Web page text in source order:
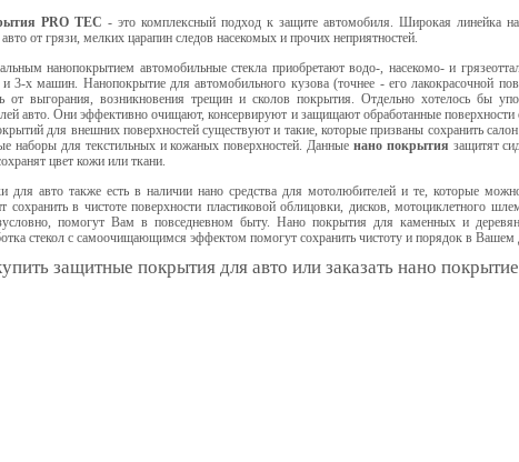
PRO TEC - это комплексный подход к защите автомобиля. Широкая линейка
от грязи, мелких царапин следов насекомых и прочих неприятностей.
нанопокрытием автомобильные стекла приобретают водо-, насекомо- и
3-х машин. Нанопокрытие для автомобильного кузова (точнее - его лакокрасочной
от выгорания, возникновения трещин и сколов покрытия. Отдельно хотелось бы
авто. Они эффективно очищают, консервируют и защищают обработанные поверхности
для внешних поверхностей существуют и такие, которые призваны сохранить
наборы для текстильных и кожаных поверхностей. Данные нано покрытия защитят
цвет кожи или ткани.
для авто также есть в наличии нано средства для мотолюбителей и те, которые
сохранить в чистоте поверхности пластиковой облицовки, дисков, мотоциклетного
помогут Вам в повседневном быту. Нано покрытия для каменных и
стекол с самоочищающимся эффектом помогут сохранить чистоту и порядок в Вашем
защитные покрытия для авто или заказать нано